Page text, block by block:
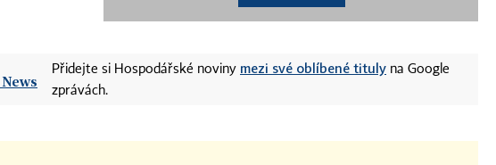
Přidejte si Hospodářské noviny mezi své oblíbené tituly na Google
zprávách.